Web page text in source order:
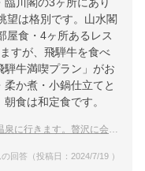
望は格別です。山水閣
屋食・4ヶ所あるレス
すが、飛騨牛を食べ
騨牛満喫プラン」がお
か煮・小鍋仕立てと
食は和定食です。
席料理を食べられるオススメの宿を教えてください。
回答（投稿日：2024/7/19 ）